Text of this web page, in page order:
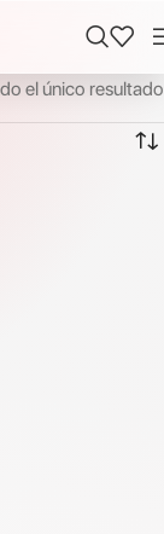
el único resultado